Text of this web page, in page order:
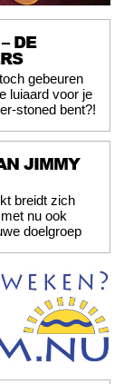
DE
gebeuren
luiaard voor je
stoned bent?!
JIMMY
breidt zich
nu ook
doelgroep